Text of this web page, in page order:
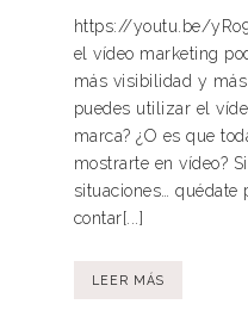
https://youtu.be/
el vídeo marketing
más visibilidad y
puedes utilizar el
marca? ¿O es que
mostrarte en vídeo?
situaciones… quédate
contar[...]
LEER MÁS